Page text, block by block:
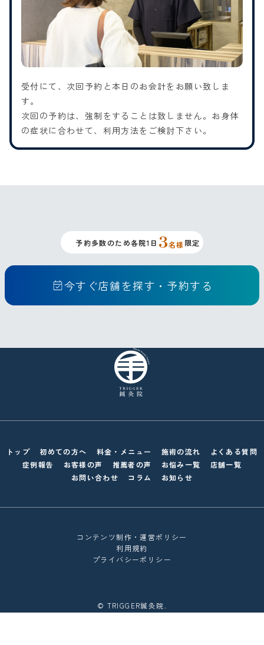
受付にて、次回予約と本日のお会計をお願い致しま
す。
次回の予約は、強制をすることは致しません。お身体
の症状に合わせて、利用方法をご検討下さい。
予約多数のため各院1日 3名様 限定
今すぐ店舗を探す・予約する
トップ 初めての方へ 料金・メニュー 施術の流れ
よくある質問
症例報告
お客様の声 推薦者の声 お悩み一覧
店舗一覧
お問い合わせ
コラム お知らせ
コンテンツ制作・運営ポリシー
利用規約
プライバシーポリシー
© TRIGGER鍼灸院.